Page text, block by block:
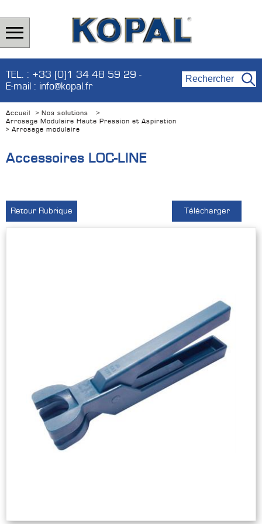
TEL. : +33 (0)1 34 48 59 29 -
E-mail : info@kopal.fr
Accueil > Nos solutions
>
Arrosage Modulaire Haute Pression et Aspiration
> Arrosage modulaire
Accessoires LOC-LINE
Retour Rubrique Télécharger